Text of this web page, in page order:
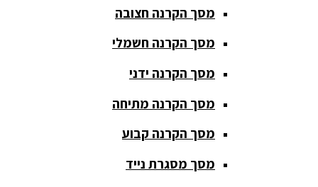
ערכת קריוקי
שקטות
מערכות
הגברה
פלטות DJ
קונטרולים
מסך הקרנה חצובה
מסך הקרנה חשמלי
מסך הקרנה ידני
מסך הקרנה מתיחה
מסך הקרנה קבוע
מסך מסגרת נייד